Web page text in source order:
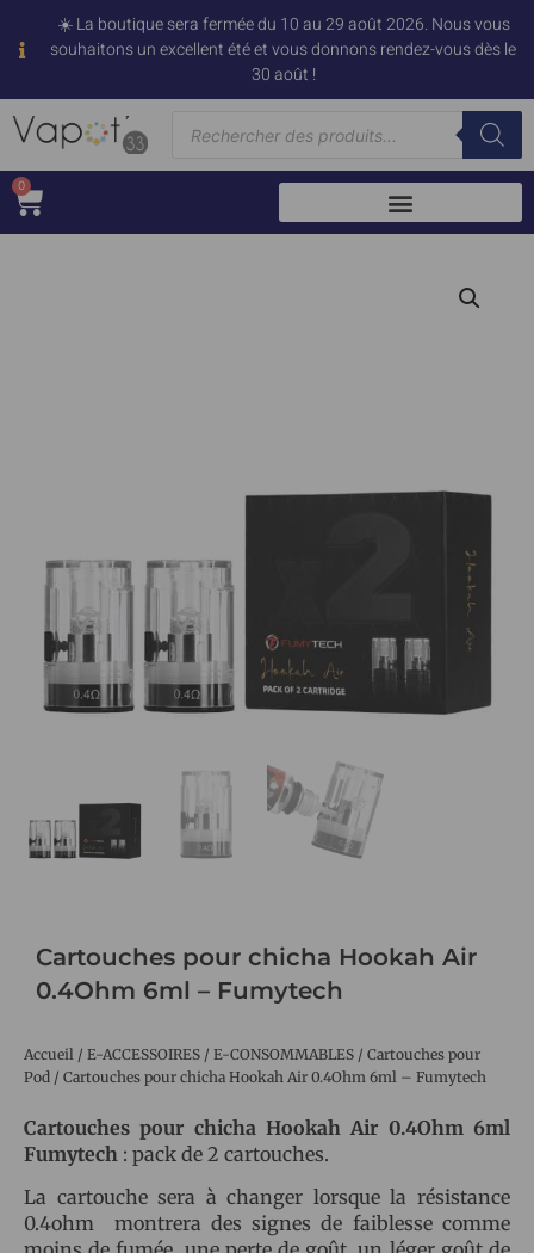
☀️ La boutique sera fermée du 10 au 29 août 2026. Nous vous
souhaitons un excellent été et vous donnons rendez-vous dès le
30 août !
0
Cartouches pour chicha Hookah Air
0.4Ohm 6ml – Fumytech
Accueil / E-ACCESSOIRES / E-CONSOMMABLES / Cartouches pour
Pod / Cartouches pour chicha Hookah Air 0.4Ohm 6ml – Fumytech
Cartouches pour chicha Hookah Air 0.4Ohm 6ml
Fumytech : pack de 2 cartouches.
La cartouche sera à changer lorsque la résistance
0.4ohm montrera des signes de faiblesse comme